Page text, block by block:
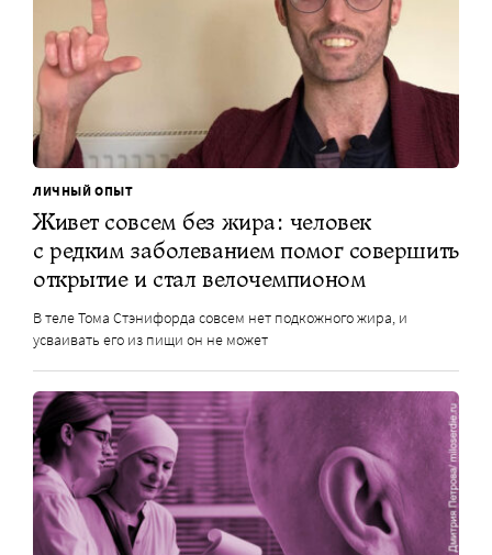
ЛИЧНЫЙ ОПЫТ
Живет совсем без жира: человек
с редким заболеванием помог совершить
открытие и стал велочемпионом
В теле Тома Стэнифорда совсем нет подкожного жира, и
усваивать его из пищи он не может